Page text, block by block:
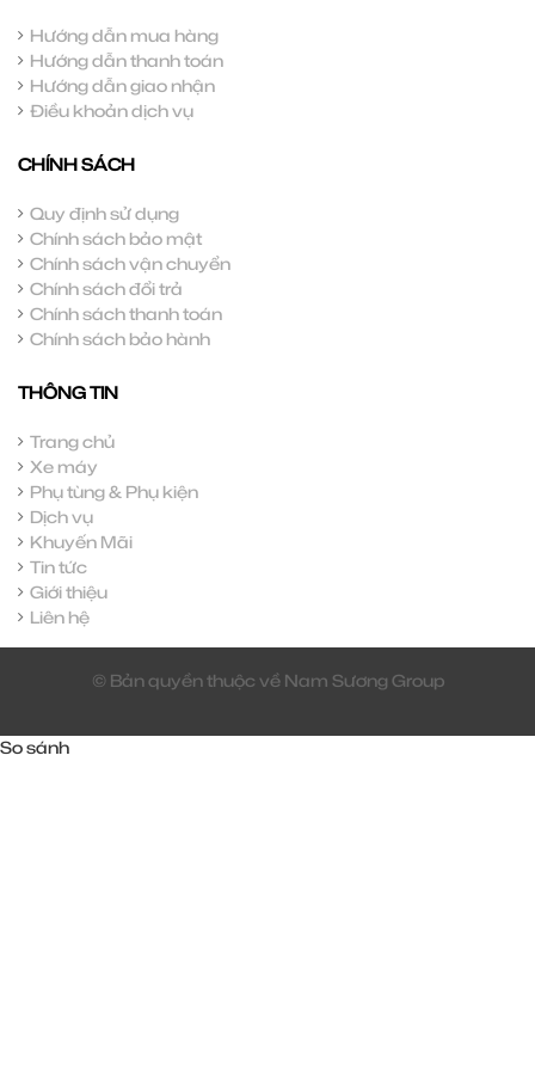
Hướng dẫn mua hàng
Hướng dẫn thanh toán
Hướng dẫn giao nhận
Điều khoản dịch vụ
CHÍNH SÁCH
Quy định sử dụng
Chính sách bảo mật
Chính sách vận chuyển
Chính sách đổi trả
Chính sách thanh toán
Chính sách bảo hành
THÔNG TIN
Trang chủ
Xe máy
Phụ tùng & Phụ kiện
Dịch vụ
Khuyến Mãi
Tin tức
Giới thiệu
Liên hệ
© Bản quyền thuộc về Nam Sương Group
So sánh